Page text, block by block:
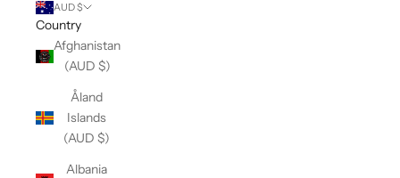
AUD $
Country
Afghanistan
(AUD $)
Åland
Islands
(AUD $)
Albania